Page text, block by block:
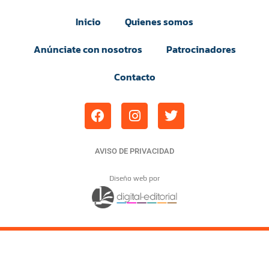
Inicio
Quienes somos
Anúnciate con nosotros
Patrocinadores
Contacto
AVISO DE PRIVACIDAD
Diseño web por